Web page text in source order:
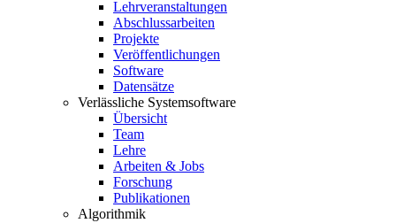
Lehrveranstaltungen
Abschlussarbeiten
Projekte
Veröffentlichungen
Software
Datensätze
Verlässliche Systemsoftware
Übersicht
Team
Lehre
Arbeiten & Jobs
Forschung
Publikationen
Algorithmik